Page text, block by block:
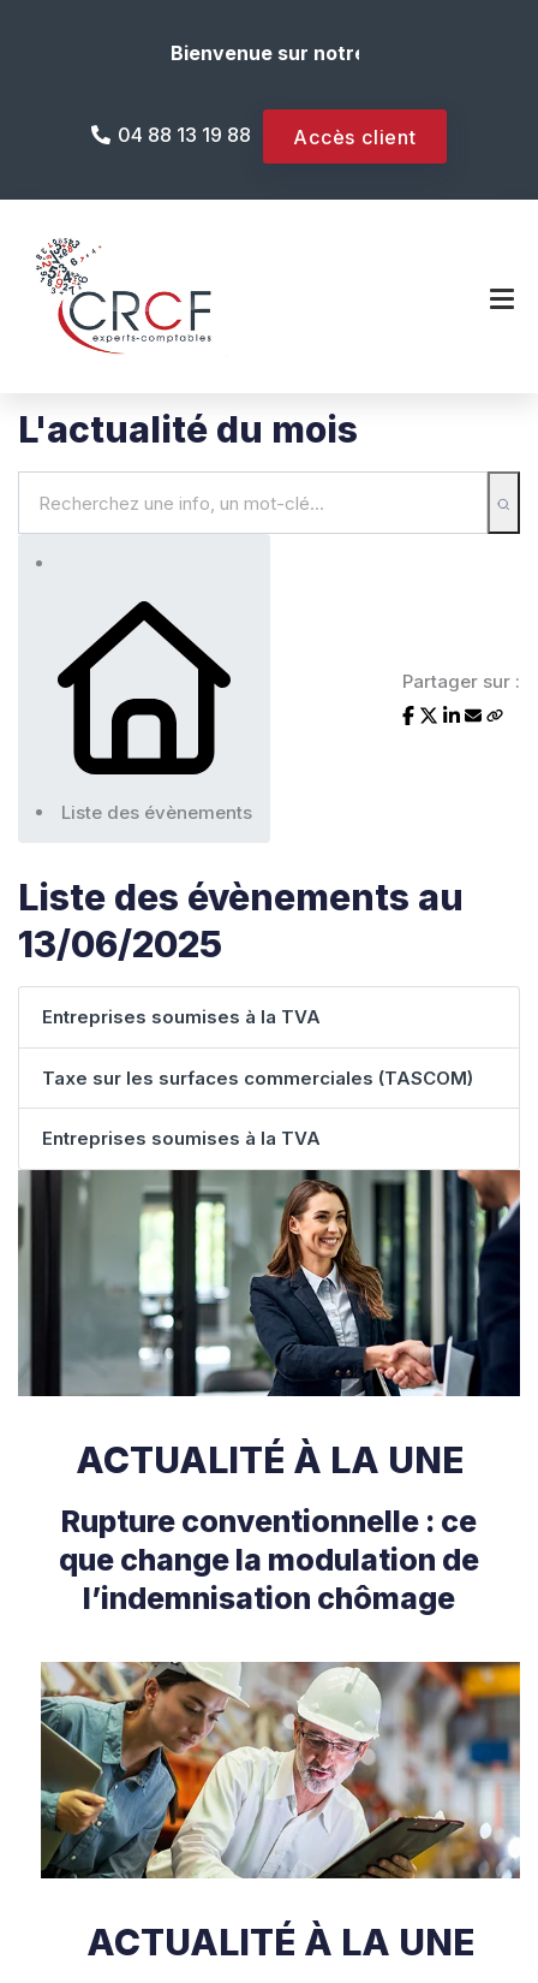
Bienvenue sur notre site internet !
04 88 13 19 88 Accès client
L'actualité du mois
Liste des évènements
Partager sur :
Liste des évènements au
13/06/2025
Entreprises soumises à la TVA
Taxe sur les surfaces commerciales (TASCOM)
Entreprises soumises à la TVA
ACTUALITÉ À LA UNE
Rupture conventionnelle : ce
que change la modulation de
l’indemnisation chômage
ACTUALITÉ À LA UNE